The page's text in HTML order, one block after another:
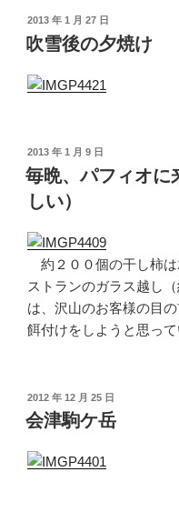
投
稿
日:
2013 年 1 月 27 日
吹雪後の夕焼け
投
稿
日:
2013 年 1 月 9 日
毎晩、パフィオに
しい）
約２００個の干し柿は
ストランのガラス越し
は、沢山のお客様の目
餌付けをしようと思って
投
稿
日:
2012 年 12 月 25 日
会津駒ケ岳